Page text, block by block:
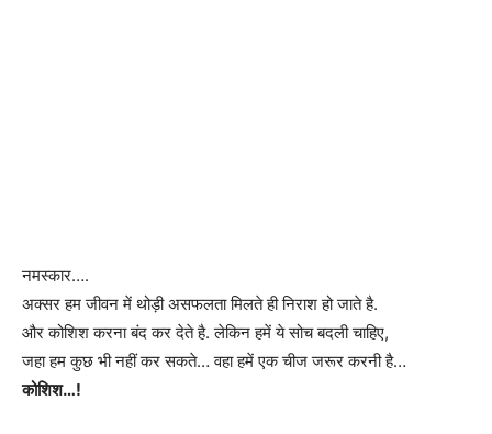
नमस्कार….
अक्सर हम जीवन में थोड़ी असफलता मिलते ही निराश हो जाते है.
और कोशिश करना बंद कर देते है. लेकिन हमें ये सोच बदली चाहिए,
जहा हम कुछ भी नहीं कर सकते… वहा हमें एक चीज जरूर करनी है…
कोशिश…!